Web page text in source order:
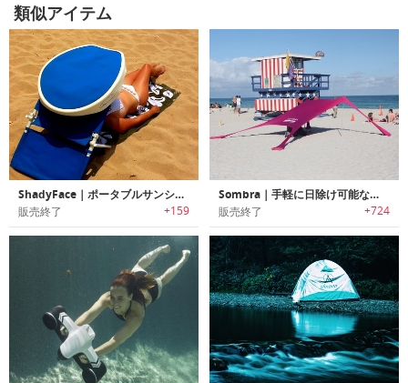
類似アイテム
ShadyFace｜ポータブルサンシェード「シェイディーフェイス」
販売終了 +159
Sombra｜手軽に日除け可能なポータブルサンシェード「ソンブラ」
販売終了 +724